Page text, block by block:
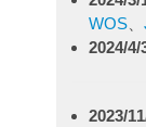
WOS 、
2024/4/
2023/